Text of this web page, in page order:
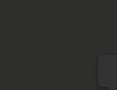
-